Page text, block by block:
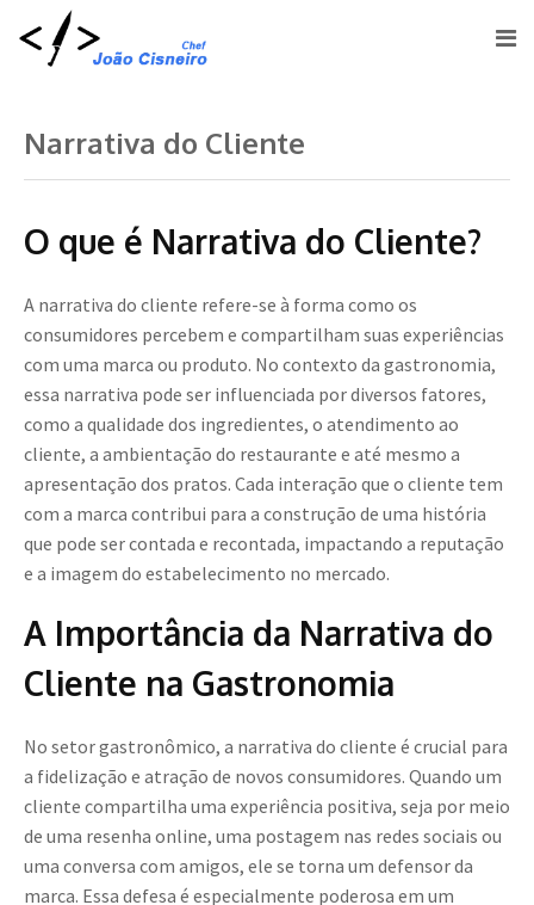
Narrativa do Cliente
O que é Narrativa do Cliente?
A narrativa do cliente refere-se à forma como os
consumidores percebem e compartilham suas experiências
com uma marca ou produto. No contexto da gastronomia,
essa narrativa pode ser influenciada por diversos fatores,
como a qualidade dos ingredientes, o atendimento ao
cliente, a ambientação do restaurante e até mesmo a
apresentação dos pratos. Cada interação que o cliente tem
com a marca contribui para a construção de uma história
que pode ser contada e recontada, impactando a reputação
e a imagem do estabelecimento no mercado.
A Importância da Narrativa do
Cliente na Gastronomia
No setor gastronômico, a narrativa do cliente é crucial para
a fidelização e atração de novos consumidores. Quando um
cliente compartilha uma experiência positiva, seja por meio
de uma resenha online, uma postagem nas redes sociais ou
uma conversa com amigos, ele se torna um defensor da
marca. Essa defesa é especialmente poderosa em um